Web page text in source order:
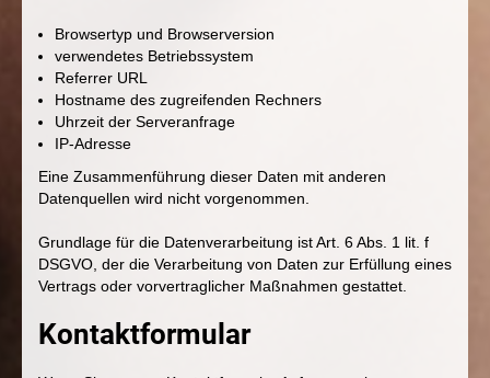
Browsertyp und Browserversion
verwendetes Betriebssystem
Referrer URL
Hostname des zugreifenden Rechners
Uhrzeit der Serveranfrage
IP-Adresse
Eine Zusammenführung dieser Daten mit anderen
Datenquellen wird nicht vorgenommen.
Grundlage für die Datenverarbeitung ist Art. 6 Abs. 1 lit. f
DSGVO, der die Verarbeitung von Daten zur Erfüllung eines
Vertrags oder vorvertraglicher Maßnahmen gestattet.
Kontaktformular